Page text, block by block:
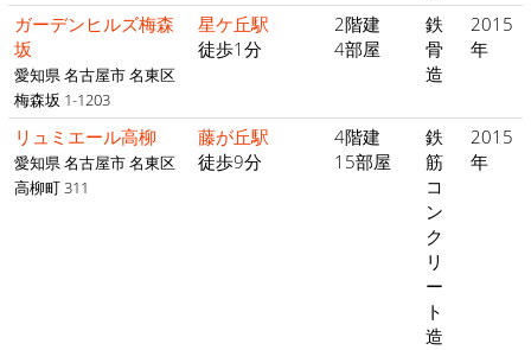
ガーデンヒルズ梅森
坂
愛知県 名古屋市 名東区
梅森坂 1-1203
星ケ丘駅
徒歩1分
2階建
4部屋
鉄
骨
造
2015
年
リュミエール高柳
愛知県 名古屋市 名東区
高柳町 311
藤が丘駅
徒歩9分
4階建
15部屋
鉄
筋
コ
ン
ク
リ
ー
ト
造
2015
年